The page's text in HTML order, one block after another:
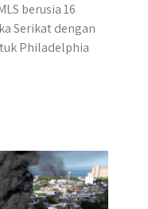
berusia 16
Serikat dengan
Philadelphia